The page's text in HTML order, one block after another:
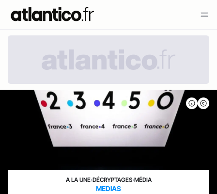
A LA UNE›DÉCRYPTAGES›MÉDIA
MEDIAS